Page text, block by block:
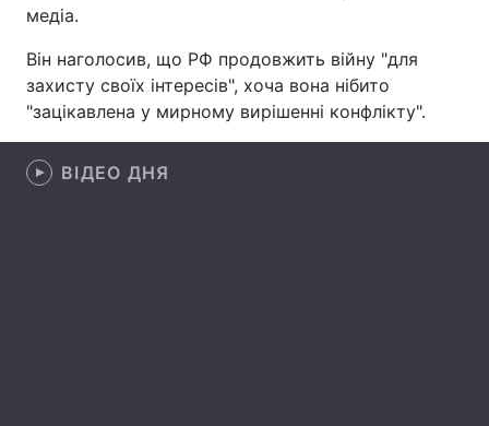
Здоров'я
Цікавинки Погода
Екологія Регіони
Лонгріди
медіа.
Він наголосив, що РФ продовжить війну "для
захисту своїх інтересів", хоча вона нібито
"зацікавлена у мирному вирішенні конфлікту".
ВІДЕО ДНЯ